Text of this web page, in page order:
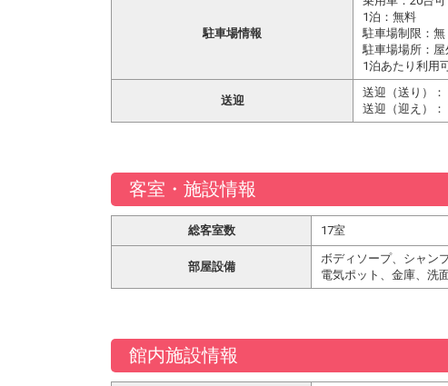
駐車場情報
1泊：無料
駐車場制限：無
駐車場場所：
1泊あたり利用
送迎
送迎（送り）：
送迎（迎え）：
客室・施設情報
総客室数 17室
部屋設備
ボディソープ、シャン
電気ポット、金庫、洗
館内施設情報